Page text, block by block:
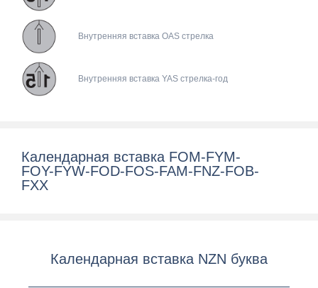
Внутренняя вставка OAS стрелка
Внутренняя вставка YAS стрелка-год
Календарная вставка FOM-FYM-
FOY-FYW-FOD-FOS-FAM-FNZ-FOB-
FXX
Календарная вставка NZN буква